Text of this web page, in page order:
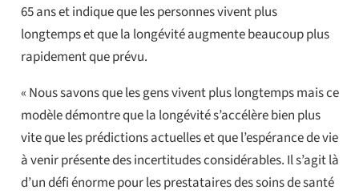
65 ans et indique que les personnes vivent plus
longtemps et que la longévité augmente beaucoup plus
rapidement que prévu.
« Nous savons que les gens vivent plus longtemps mais ce
modèle démontre que la longévité s’accélère bien plus
vite que les prédictions actuelles et que l’espérance de vie
à venir présente des incertitudes considérables. Il s’agit là
d’un défi énorme pour les prestataires des soins de santé